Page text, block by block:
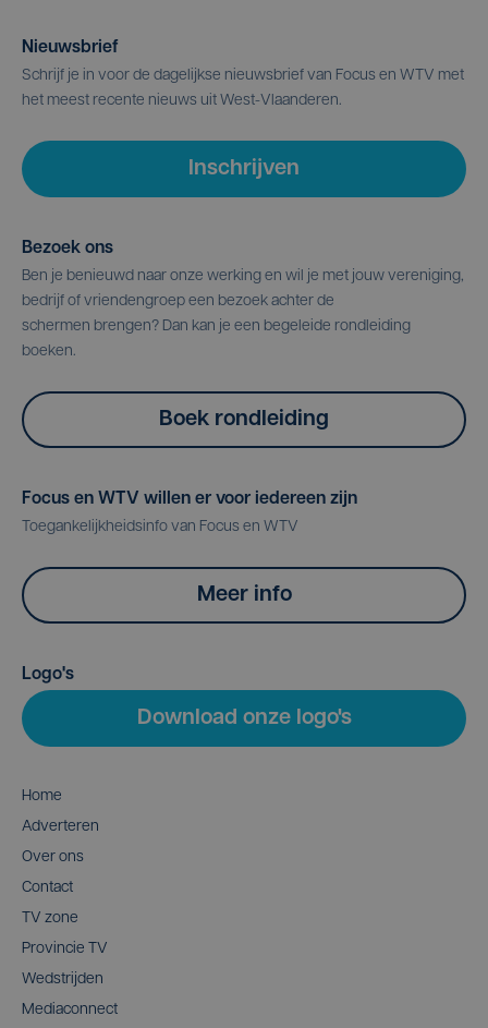
Nieuwsbrief
Schrijf je in voor de dagelijkse nieuwsbrief van Focus en WTV met
het meest recente nieuws uit West-Vlaanderen.
Inschrijven
Bezoek ons
Ben je benieuwd naar onze werking en wil je met jouw vereniging,
bedrijf of vriendengroep een bezoek achter de
schermen brengen? Dan kan je een begeleide rondleiding
boeken.
Boek rondleiding
Focus en WTV willen er voor iedereen zijn
Toegankelijkheidsinfo van Focus en WTV
Meer info
Logo's
Download onze logo's
Home
Adverteren
Over ons
Contact
TV zone
Provincie TV
Wedstrijden
Mediaconnect